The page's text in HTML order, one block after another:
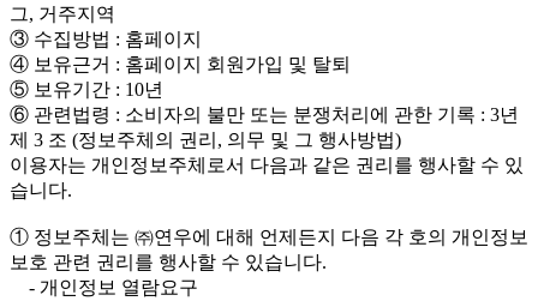
그, 거주지역
③ 수집방법 : 홈페이지
④ 보유근거 : 홈페이지 회원가입 및 탈퇴
⑤ 보유기간 : 10년
⑥ 관련법령 : 소비자의 불만 또는 분쟁처리에 관한 기록 : 3년
제 3 조 (정보주체의 권리, 의무 및 그 행사방법)
이용자는 개인정보주체로서 다음과 같은 권리를 행사할 수 있
습니다.
① 정보주체는 ㈜연우에 대해 언제든지 다음 각 호의 개인정보
보호 관련 권리를 행사할 수 있습니다.
- 개인정보 열람요구